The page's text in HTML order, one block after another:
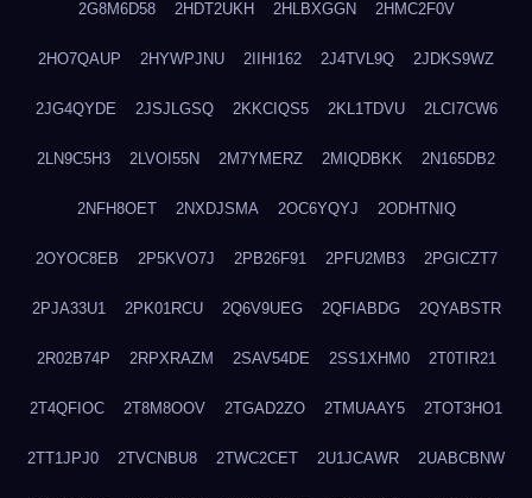
2G8M6D58 2HDT2UKH 2HLBXGGN 2HMC2F0V
2HO7QAUP 2HYWPJNU 2IIHI162 2J4TVL9Q 2JDKS9WZ
2JG4QYDE 2JSJLGSQ 2KKCIQS5 2KL1TDVU 2LCI7CW6
2LN9C5H3 2LVOI55N 2M7YMERZ 2MIQDBKK 2N165DB2
2NFH8OET 2NXDJSMA 2OC6YQYJ 2ODHTNIQ
2OYOC8EB 2P5KVO7J 2PB26F91 2PFU2MB3 2PGICZT7
2PJA33U1 2PK01RCU 2Q6V9UEG 2QFIABDG 2QYABSTR
2R02B74P 2RPXRAZM 2SAV54DE 2SS1XHM0 2T0TIR21
2T4QFIOC 2T8M8OOV 2TGAD2ZO 2TMUAAY5 2TOT3HO1
2TT1JPJ0 2TVCNBU8 2TWC2CET 2U1JCAWR 2UABCBNW